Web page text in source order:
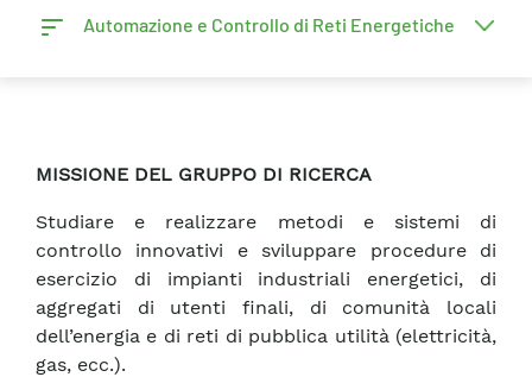
Automazione e Controllo di Reti Energetiche
MISSIONE DEL GRUPPO DI RICERCA
Studiare e realizzare metodi e sistemi di
controllo innovativi e sviluppare procedure di
esercizio di impianti industriali energetici, di
aggregati di utenti finali, di comunità locali
dell’energia e di reti di pubblica utilità (elettricità,
gas, ecc.).